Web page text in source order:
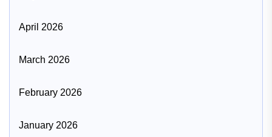
April 2026
March 2026
February 2026
January 2026